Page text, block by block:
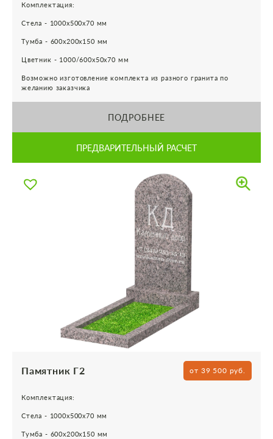
Комплектация:
Стела - 1000х500х70 мм
Тумба - 600х200х150 мм
Цветник - 1000/600х50х70 мм
Возможно изготовление комплекта из разного гранита по
желанию заказчика
ПОДРОБНЕЕ
ПРЕДВАРИТЕЛЬНЫЙ РАСЧЕТ
Памятник Г2 от 39 500 руб.
Комплектация:
Стела - 1000х500х70 мм
Тумба - 600х200х150 мм